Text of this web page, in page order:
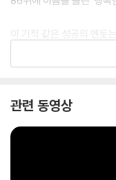
이 기적 같은 성공의 멘토
사이토 히토리는 누적 납
없는 신비로운 인물입니다
합니다. 그의 가르침을 받
관련 동영상